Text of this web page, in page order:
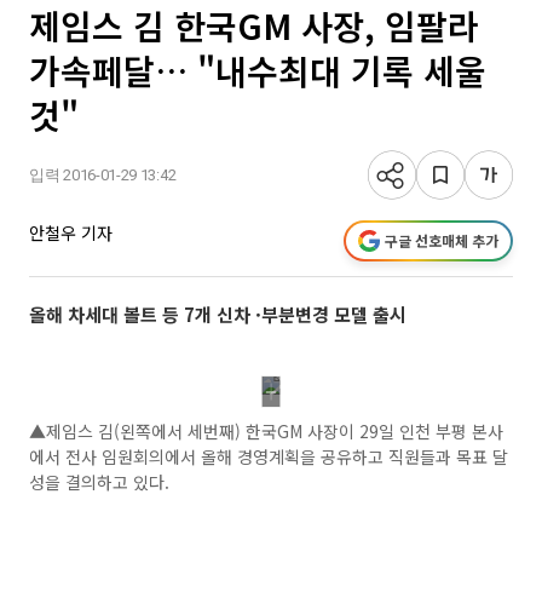
제임스 김 한국GM 사장, 임팔라
가속페달… "내수최대 기록 세울
것"
입력 2016-01-29 13:42
안철우 기자 구글 선호매체 추가
올해 차세대 볼트 등 7개 신차 ·부분변경 모델 출시
▲제임스 김(왼쪽에서 세번째) 한국GM 사장이 29일 인천 부평 본사
에서 전사 임원회의에서 올해 경영계획을 공유하고 직원들과 목표 달
성을 결의하고 있다.